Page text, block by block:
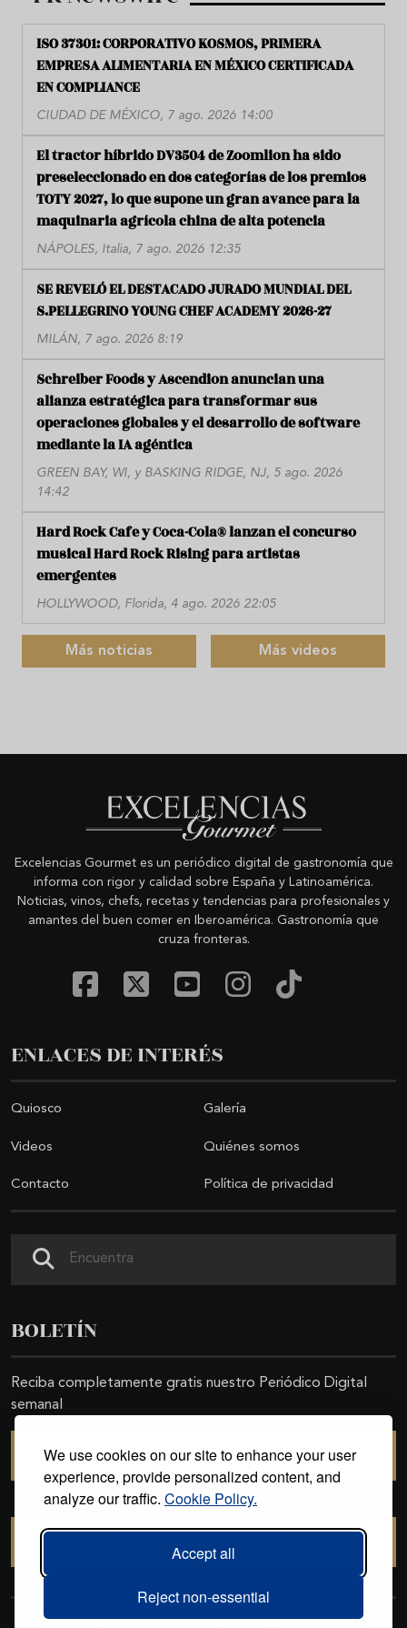
We use cookies on our site to enhance your user
experience, provide personalized content, and
analyze our traffic. Cookie Policy.
Accept all
Reject non-essential
ISO 37301: CORPORATIVO KOSMOS, PRIMERA
EMPRESA ALIMENTARIA EN MÉXICO CERTIFICADA
EN COMPLIANCE
CIUDAD DE MÉXICO, 7 ago. 2026 14:00
El tractor híbrido DV3504 de Zoomlion ha sido
preseleccionado en dos categorías de los premios
TOTY 2027, lo que supone un gran avance para la
maquinaria agrícola china de alta potencia
NÁPOLES, Italia, 7 ago. 2026 12:35
SE REVELÓ EL DESTACADO JURADO MUNDIAL DEL
S.PELLEGRINO YOUNG CHEF ACADEMY 2026-27
MILÁN, 7 ago. 2026 8:19
Schreiber Foods y Ascendion anuncian una
alianza estratégica para transformar sus
operaciones globales y el desarrollo de software
mediante la IA agéntica
GREEN BAY, WI, y BASKING RIDGE, NJ, 5 ago. 2026
14:42
Hard Rock Cafe y Coca-Cola® lanzan el concurso
musical Hard Rock Rising para artistas
emergentes
HOLLYWOOD, Florida, 4 ago. 2026 22:05
Más noticias Más videos
Excelencias Gourmet es un periódico digital de gastronomía que
informa con rigor y calidad sobre España y Latinoamérica.
Noticias, vinos, chefs, recetas y tendencias para profesionales y
amantes del buen comer en Iberoamérica. Gastronomía que
cruza fronteras.
ENLACES DE INTERÉS
Quiosco Galería
Videos Quiénes somos
Contacto Política de privacidad
BOLETÍN
Reciba completamente gratis nuestro Periódico Digital
semanal
SUSCRIBIRSE